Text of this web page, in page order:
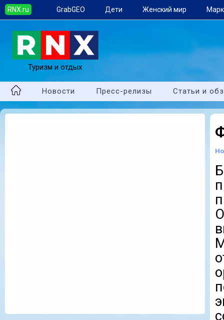
RNX.ru GrabGEO Дети Женский мир
Туризм и отдых
Новости Пресс-релизы Статьи и